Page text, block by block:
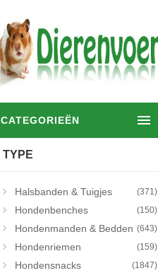
CATEGORIEËN
TYPE
Halsbanden & Tuigjes (371)
Hondenbenches (150)
Hondenmanden & Bedden (643)
Hondenriemen (159)
Hondensnacks (1847)